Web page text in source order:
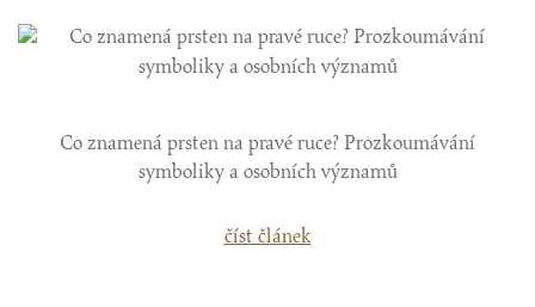
Co znamená prsten na pravé ruce? Prozkoumávání
symboliky a osobních významů
číst článek